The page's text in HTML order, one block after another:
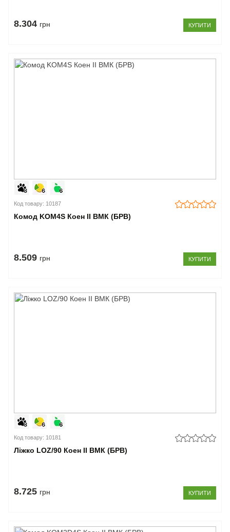
8.304 грн КУПИТИ
Код товару: 10187
Комод KOM4S Коен II ВМК (БРВ)
8.509 грн КУПИТИ
Код товару: 10181
Ліжко LOZ/90 Коен II ВМК (БРВ)
8.725 грн КУПИТИ